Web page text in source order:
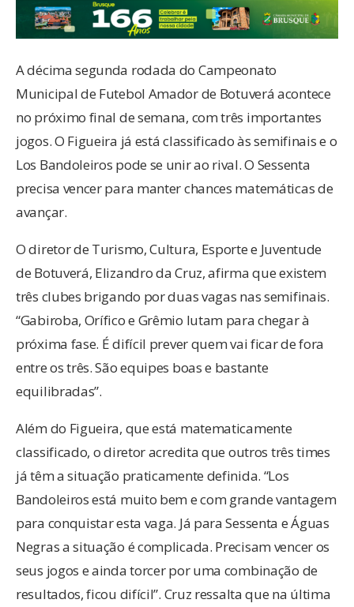
A décima segunda rodada do Campeonato
Municipal de Futebol Amador de Botuverá acontece
no próximo final de semana, com três importantes
jogos. O Figueira já está classificado às semifinais e o
Los Bandoleiros pode se unir ao rival. O Sessenta
precisa vencer para manter chances matemáticas de
avançar.
O diretor de Turismo, Cultura, Esporte e Juventude
de Botuverá, Elizandro da Cruz, afirma que existem
três clubes brigando por duas vagas nas semifinais.
“Gabiroba, Orífico e Grêmio lutam para chegar à
próxima fase. É difícil prever quem vai ficar de fora
entre os três. São equipes boas e bastante
equilibradas”.
Além do Figueira, que está matematicamente
classificado, o diretor acredita que outros três times
já têm a situação praticamente definida. “Los
Bandoleiros está muito bem e com grande vantagem
para conquistar esta vaga. Já para Sessenta e Águas
Negras a situação é complicada. Precisam vencer os
seus jogos e ainda torcer por uma combinação de
resultados, ficou difícil”. Cruz ressalta que na última